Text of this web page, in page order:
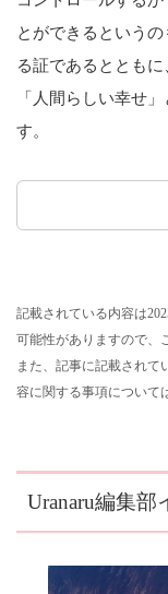
とができるという
る証であるととも
「人間らしい幸せ
す。
記載されている内容は
可能性がありますので、
また、記事に記載されて
容に関する事項について
Uranaru編集部